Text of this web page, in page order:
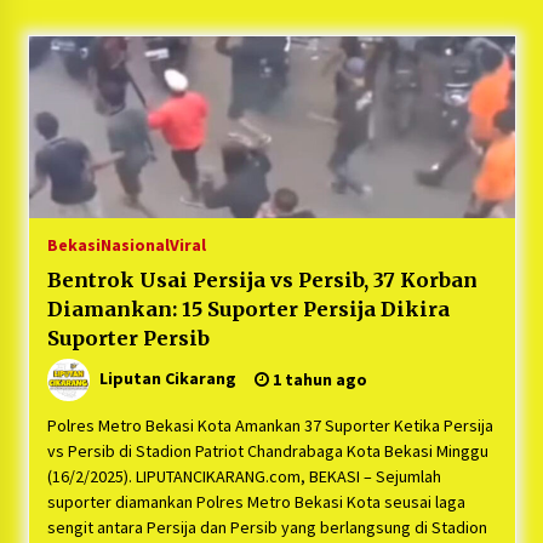
5 bulan ago
PNM Hadir dalam Setiap Langkah Dikha, Penari
Aura Farming yang Viral Ternyata Anak
Nasabah PNM Mekaar
1 tahun ago
Duh Kacau Banget, Karena Kecewa Tak Dapat
Fasilitas yang Sesuai, Para Peserta Retret
Sebelum Waktunya
1 tahun ago
Kartini Penggerak Lingkungan dari Sampah
Bukit Berlian
1 tahun ago
PNM Berangkatkan Ratusan Peserta : Mudik
Aman Sampai Tujuan BUMN 2025
1 tahun ago
Ketua Umum Jurpala KOSMI Indonesia Gilang
BekasiNasionalViral
Bentrok Usai Persija vs Persib, 37 Korban
Diamankan: 15 Suporter Persija Dikira
Suporter Persib
Liputan Cikarang 1 tahun ago
Polres Metro Bekasi Kota Amankan 37 Suporter Ketika Persija
vs Persib di Stadion Patriot Chandrabaga Kota Bekasi Minggu
(16/2/2025). LIPUTANCIKARANG.com, BEKASI – Sejumlah
suporter diamankan Polres Metro Bekasi Kota seusai laga
sengit antara Persija dan Persib yang berlangsung di Stadion